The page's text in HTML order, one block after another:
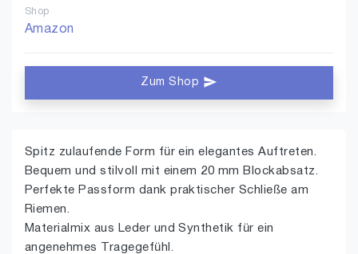
Shop
Amazon
Zum Shop
Spitz zulaufende Form für ein elegantes Auftreten.
Bequem und stilvoll mit einem 20 mm Blockabsatz.
Perfekte Passform dank praktischer Schließe am
Riemen.
Materialmix aus Leder und Synthetik für ein
angenehmes Tragegefühl.